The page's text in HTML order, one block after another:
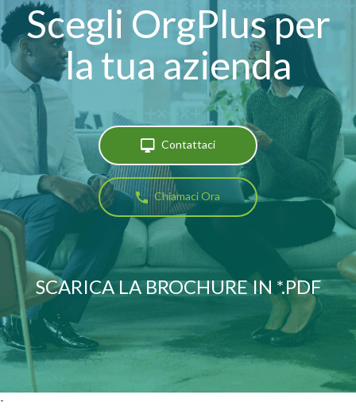
Scegli OrgPlus per
la tua azienda
Contattaci
Chiamaci Ora
SCARICA LA BROCHURE IN *.PDF
-